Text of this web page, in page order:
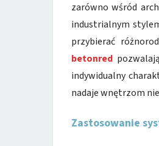
zarówno wśród
industrialnym
przybierać
betonred
indywidualny
nadaje wnętrzom
Zastosowanie